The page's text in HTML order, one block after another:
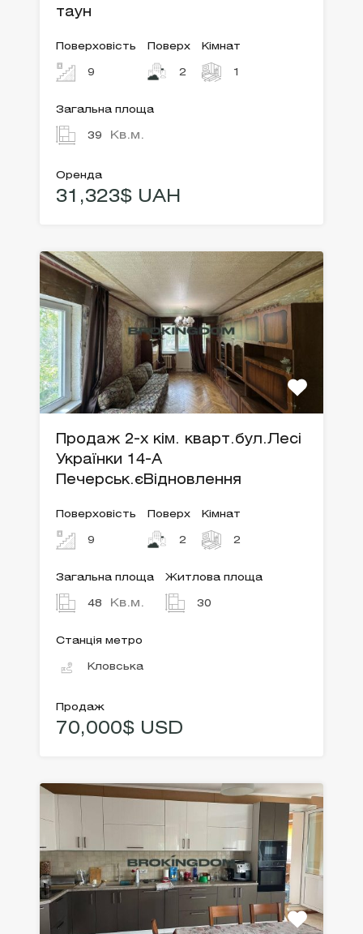
таун
Поверховість
9
Поверх
2
Кімнат
1
Загальна площа
39 Кв.м.
Оренда
31,323$ UAH
Продаж 2-х кім. кварт.бул.Лесі
Українки 14-А
Печерськ.єВідновлення
Поверховість
9
Поверх
2
Кімнат
2
Загальна площа
48 Кв.м.
Житлова площа
30
Станція метро
Кловська
Продаж
70,000$ USD